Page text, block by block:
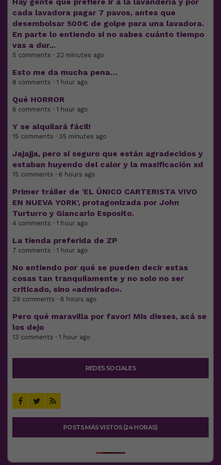
cada lavadora pagar 7 pavos, antes que
desembolsar 500€ de golpe para una lavadora.
En parte lo entiendo si no sabes cuánto tiempo
vas a dur...
5 comments · 32 minutes ago
Esto me da mucha pena…
8 comments · 1 hour ago
Qué HORROR
6 comments · 1 hour ago
Y se alquilará fácil!
15 comments · 35 minutes ago
Jajajja, pero si seguro que están agradecidos y
estaban huyendo del calor y la masificación xd
15 comments · 6 hours ago
Primer tráiler de ‘EL ÚNICO CARTERISTA VIVO
EN NUEVA YORK’, protagonizada por John
Turturro y Giancarlo Esposito.
4 comments · 1 hour ago
La tienda preferida de ZP
7 comments · 1 hour ago
No entiendo por qué se pueden decir estas
cosas tan tranquilamente y no solo no ser
criticado, sino «admirado».
29 comments · 8 hours ago
Pero qué maravilla por favor! Mis dieses, acá se
los dejo
13 comments · 1 hour ago
REDES SOCIALES
POSTS MÁS VISTOS (24 HORAS)